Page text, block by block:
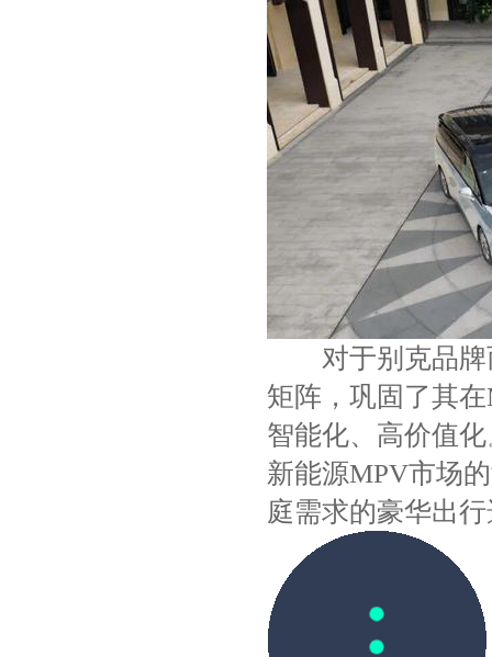
对于别克品牌
矩阵，巩固了其
智能化、高价值
新能源MPV市场
庭需求的豪华出